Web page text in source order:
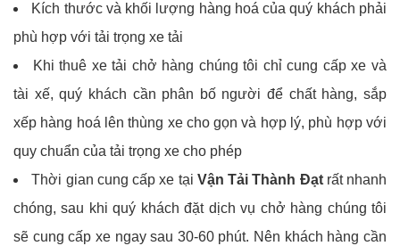
Kích thước và khối lượng hàng hoá của quý khách phải
phù hợp với tải trọng xe tải
Khi thuê xe tải chở hàng chúng tôi chỉ cung cấp xe và
tài xế, quý khách cần phân bố người để chất hàng, sắp
xếp hàng hoá lên thùng xe cho gọn và hợp lý, phù hợp với
quy chuẩn của tải trọng xe cho phép
Thời gian cung cấp xe tại Vận Tải Thành Đạtrất nhanh
chóng, sau khi quý khách đặt dịch vụ chở hàng chúng tôi
sẽ cung cấp xe ngay sau 30-60 phút. Nên khách hàng cần